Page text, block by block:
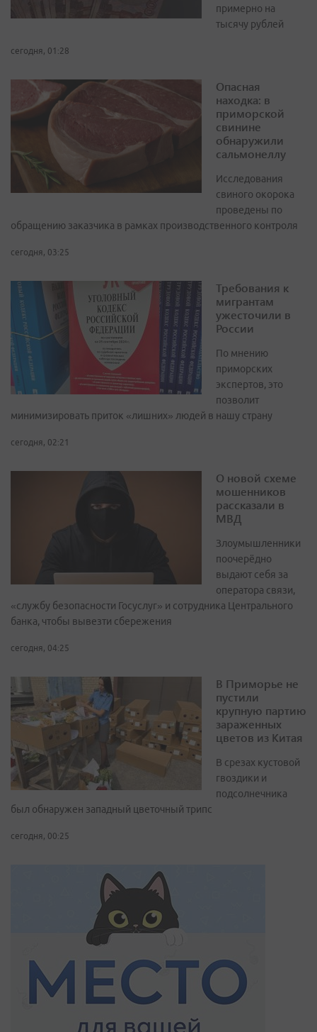
примерно на
тысячу рублей
сегодня, 01:28
Опасная
находка: в
приморской
свинине
обнаружили
сальмонеллу
Исследования
свиного окорока
проведены по
обращению заказчика в рамках производственного контроля
сегодня, 03:25
Требования к
мигрантам
ужесточили в
России
По мнению
приморских
экспертов, это
позволит
минимизировать приток «лишних» людей в нашу страну
сегодня, 02:21
О новой схеме
мошенников
рассказали в
МВД
Злоумышленники
поочерёдно
выдают себя за
оператора связи,
«службу безопасности Госуслуг» и сотрудника Центрального
банка, чтобы вывезти сбережения
сегодня, 04:25
В Приморье не
пустили
крупную партию
зараженных
цветов из Китая
В срезах кустовой
гвоздики и
подсолнечника
был обнаружен западный цветочный трипс
сегодня, 00:25